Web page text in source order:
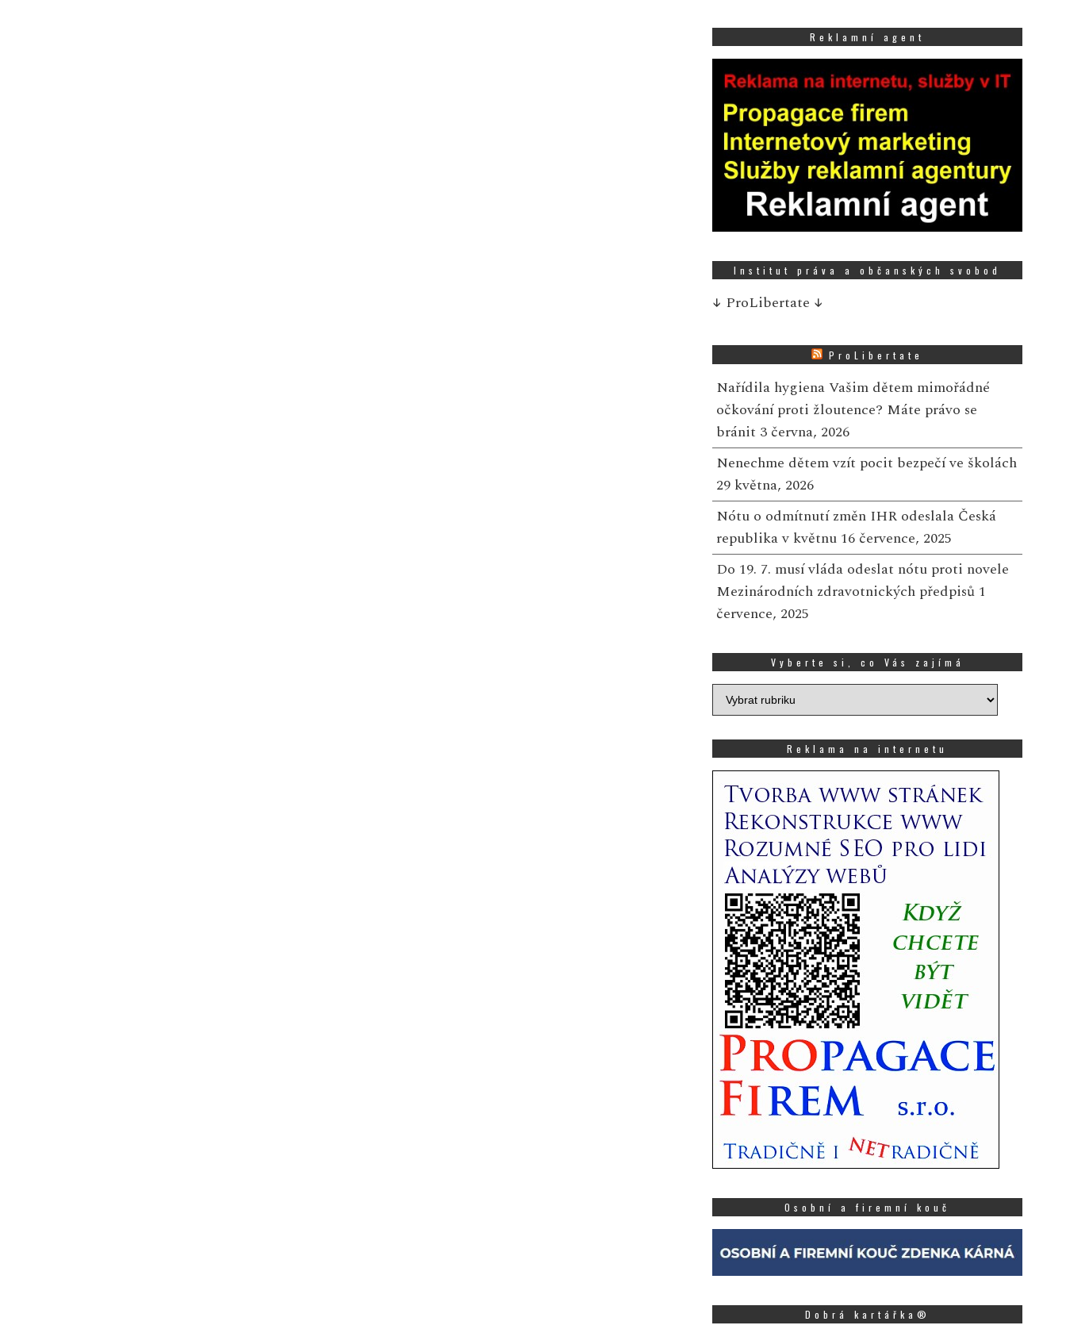
Reklamní agent
Institut práva a občanských svobod
↓ ProLibertate ↓
ProLibertate
Nařídila hygiena Vašim dětem mimořádné
očkování proti žloutence? Máte právo se
bránit 3 června, 2026
Nenechme dětem vzít pocit bezpečí ve školách
29 května, 2026
Nótu o odmítnutí změn IHR odeslala Česká
republika v květnu 16 července, 2025
Do 19. 7. musí vláda odeslat nótu proti novele
Mezinárodních zdravotnických předpisů 1
července, 2025
Vyberte si, co Vás zajímá
Vyberte
si,
zajímá
Reklama na internetu
Osobní a firemní kouč
Dobrá kartářka®